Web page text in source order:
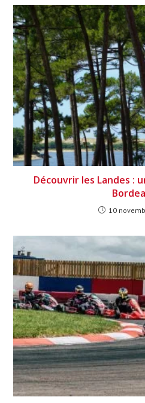
Découvrir les Landes :
10